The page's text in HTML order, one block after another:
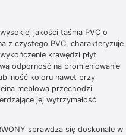
jakości taśma PVC o
z czystego PVC, charakteryzuje
krawędzi płyt
odporność na promieniowanie
koloru nawet przy
meblowa przechodzi
jej wytrzymałość
sprawdza się doskonale w